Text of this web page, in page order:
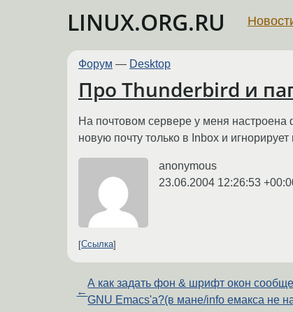
LINUX.ORG.RU
Форум — Desktop
Про Thunderbird и
На почтовом сервере у меня
новую почту только в Inbox и
anonymous
23.06.2004 12:26:53
Ссылка
←
А как задать фон & шрифт окон
GNU Emacs'a?(в мане/info емакса не